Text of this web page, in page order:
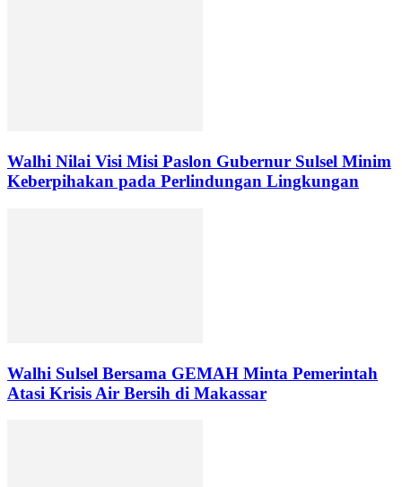
Walhi Nilai Visi Misi Paslon Gubernur Sulsel Minim
Keberpihakan pada Perlindungan Lingkungan
Walhi Sulsel Bersama GEMAH Minta Pemerintah
Atasi Krisis Air Bersih di Makassar